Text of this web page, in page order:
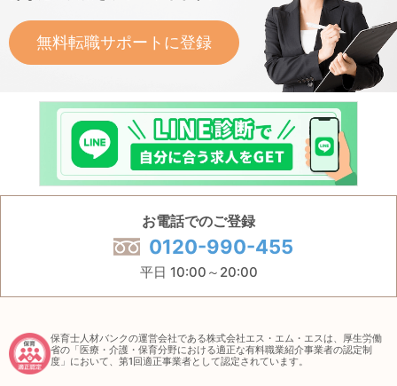
無料転職サポートに登録
お電話でのご登録
0120-990-455
平日 10:00～20:00
保育士人材バンクの運営会社である株式会社エス・エム・エスは、厚生労働
省の「医療・介護・保育分野における適正な有料職業紹介事業者の認定制
度」において、第1回適正事業者として認定されています。